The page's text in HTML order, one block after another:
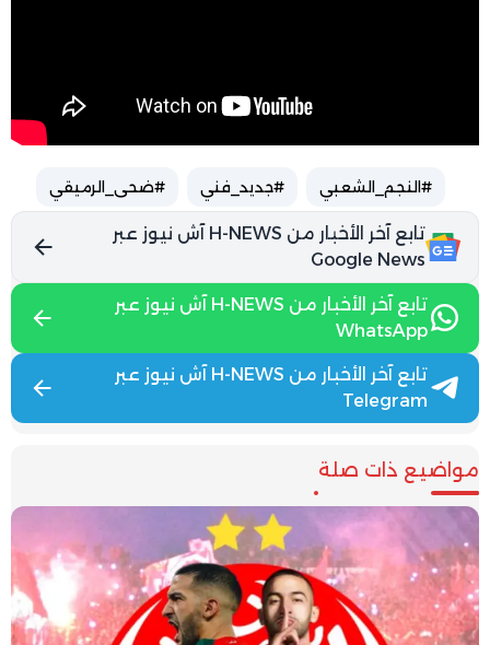
#النجم_الشعبي #جديد_فني #ضحى_الرميقي
تابع آخر الأخبار من H-NEWS آش نيوز عبر
Google News
تابع آخر الأخبار من H-NEWS آش نيوز عبر
WhatsApp
تابع آخر الأخبار من H-NEWS آش نيوز عبر
Telegram
مواضيع ذات صلة